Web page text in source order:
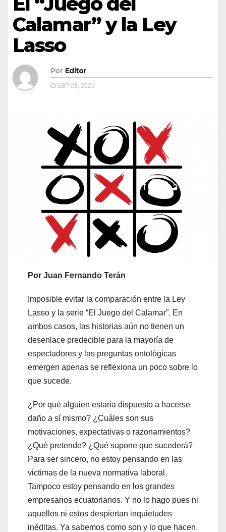
Calamar” y la Ley
Lasso
Por Editor
SEP 28, 2021
Por Juan Fernando Terán
Imposible evitar la comparación entre la Ley
Lasso y la serie “El Juego del Calamar”. En
ambos casos, las historias aún no tienen un
desenlace predecible para la mayoría de
espectadores y las preguntas ontológicas
emergen apenas se reflexiona un poco sobre lo
que sucede.
¿Por qué alguien estaría dispuesto a hacerse
daño a sí mismo? ¿Cuáles son sus
motivaciones, expectativas o razonamientos?
¿Qué pretende? ¿Qué supone que sucederá?
Para ser sincero, no estoy pensando en las
victimas de la nueva normativa laboral.
Tampoco estoy pensando en los grandes
empresarios ecuatorianos. Y no lo hago pues ni
aquellos ni estos despiertan inquietudes
inéditas. Ya sabemos como son y lo que hacen.